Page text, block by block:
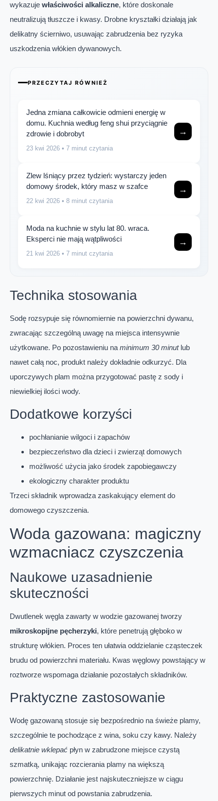
wykazuje właściwości alkaliczne, które doskonale
neutralizują tłuszcze i kwasy. Drobne kryształki działają jak
delikatny ścierniwo, usuwając zabrudzenia bez ryzyka
uszkodzenia włókien dywanowych.
PRZECZYTAJ RÓWNIEŻ
Jedna zmiana całkowicie odmieni energię w
domu. Kuchnia według feng shui przyciągnie
zdrowie i dobrobyt
23 kwi 2026 • 7 minut czytania
→
Zlew lśniący przez tydzień: wystarczy jeden
domowy środek, który masz w szafce
22 kwi 2026 • 8 minut czytania
→
Moda na kuchnie w stylu lat 80. wraca.
Eksperci nie mają wątpliwości
21 kwi 2026 • 7 minut czytania
→
Technika stosowania
Sodę rozsypuje się równomiernie na powierzchni dywanu,
zwracając szczególną uwagę na miejsca intensywnie
użytkowane. Po pozostawieniu na minimum 30 minutlub
nawet całą noc, produkt należy dokładnie odkurzyć. Dla
uporczywych plam można przygotować pastę z sody i
niewielkiej ilości wody.
Dodatkowe korzyści
pochłanianie wilgoci i zapachów
bezpieczeństwo dla dzieci i zwierząt domowych
możliwość użycia jako środek zapobiegawczy
ekologiczny charakter produktu
Trzeci składnik wprowadza zaskakujący element do
domowego czyszczenia.
Woda gazowana: magiczny
wzmacniacz czyszczenia
Naukowe uzasadnienie
skuteczności
Dwutlenek węgla zawarty w wodzie gazowanej tworzy
mikroskopijne pęcherzyki, które penetrują głęboko w
strukturę włókien. Proces ten ułatwia oddzielanie cząsteczek
brudu od powierzchni materiału. Kwas węglowy powstający w
roztworze wspomaga działanie pozostałych składników.
Praktyczne zastosowanie
Wodę gazowaną stosuje się bezpośrednio na świeże plamy,
szczególnie te pochodzące z wina, soku czy kawy. Należy
delikatnie wklepać płyn w zabrudzone miejsce czystą
szmatką, unikając rozcierania plamy na większą
powierzchnię. Działanie jest najskuteczniejsze w ciągu
pierwszych minut od powstania zabrudzenia.